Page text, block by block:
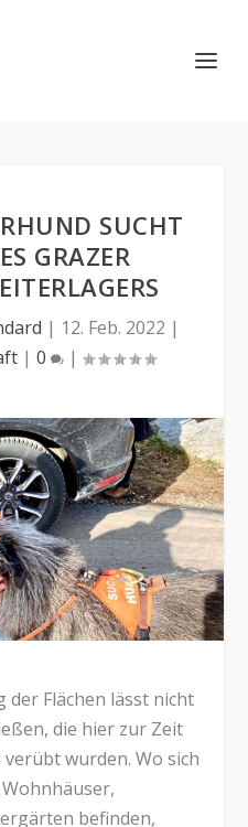
SUCHT
GRAZER
| 12. Feb. 2022 |
| 0 |
der Flächen lässt nicht
die hier zur Zeit
wurden. Wo sich
befinden,